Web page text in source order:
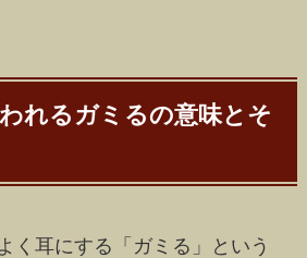
れるガミるの意味とそ
く耳にする「ガミる」という